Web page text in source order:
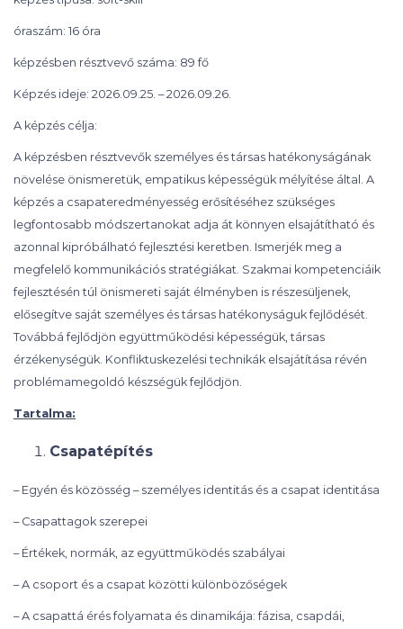
óraszám: 16 óra
képzésben résztvevő száma: 89 fő
Képzés ideje: 2026.09.25. – 2026.09.26.
A képzés célja:
A képzésben résztvevők személyes és társas hatékonyságának
növelése önismeretük, empatikus képességük mélyítése által. A
képzés a csapateredményesség erősítéséhez szükséges
legfontosabb módszertanokat adja át könnyen elsajátítható és
azonnal kipróbálható fejlesztési keretben. Ismerjék meg a
megfelelő kommunikációs stratégiákat. Szakmai kompetenciáik
fejlesztésén túl önismereti saját élményben is részesüljenek,
elősegítve saját személyes és társas hatékonyságuk fejlődését.
Továbbá fejlődjön együttműködési képességük, társas
érzékenységük. Konfliktuskezelési technikák elsajátítása révén
problémamegoldó készségük fejlődjön.
Tartalma:
Csapatépítés
– Egyén és közösség – személyes identitás és a csapat identitása
– Csapattagok szerepei
– Értékek, normák, az együttműködés szabályai
– A csoport és a csapat közötti különbözőségek
– A csapattá érés folyamata és dinamikája: fázisa, csapdái,